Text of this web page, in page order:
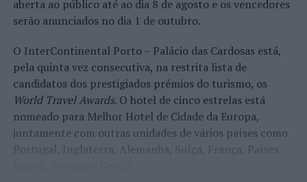
aberta ao público até ao dia 8 de agosto e os vencedores
serão anunciados no dia 1 de outubro.
O InterContinental Porto – Palácio das Cardosas está,
pela quinta vez consecutiva, na restrita lista de
candidatos dos prestigiados prémios do turismo, os
World Travel Awards. O hotel de cinco estrelas está
nomeado para Melhor Hotel de Cidade da Europa,
juntamente com outras unidades de vários países como
Portugal, Inglaterra, Alemanha, Suíça, França, Países